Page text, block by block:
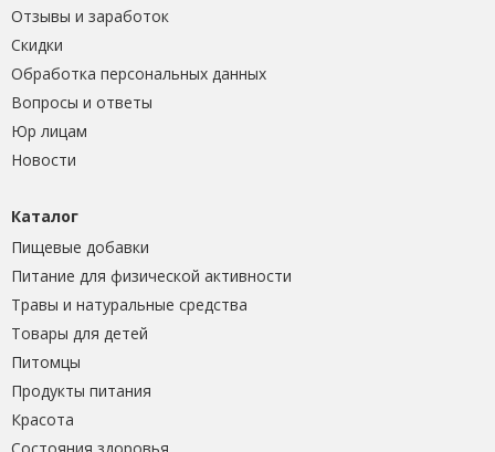
Отзывы и заработок
Скидки
Обработка персональных данных
Вопросы и ответы
Юр лицам
Новости
Каталог
Пищевые добавки
Питание для физической активности
Травы и натуральные средства
Товары для детей
Питомцы
Продукты питания
Красота
Состояния здоровья